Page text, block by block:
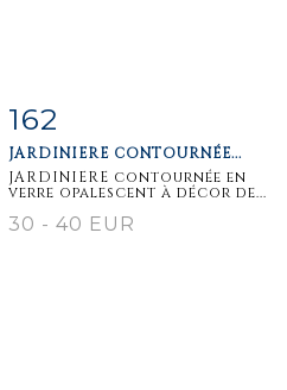
Item detail
162
JARDINIERE CONTOURNÉE...
JARDINIERE contournée en
verre opalescent à décor de...
30 - 40 EUR